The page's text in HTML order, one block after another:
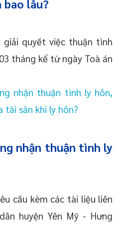
lâu?
quyết việc thuận tình
tháng kể từ ngày Toà án
nhận thuận tình ly hôn,
tài sản khi ly hôn?
nhận thuận tình ly
cầu kèm các tài liệu liên
huyện Yên Mỹ - Hưng